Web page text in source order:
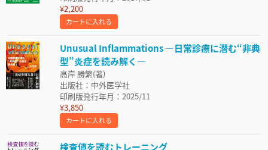
¥2,200
カートに入れる
Unusual Inflammations ―日常診療に潜む“非典
型”炎症を読み解く―
高岸 勝繁(著)
出版社：中外医学社
印刷版発行年月：2025/11
¥3,850
カートに入れる
検査値を読むトレーニング